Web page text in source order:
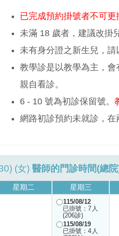
已完成預約掛號者不可更
未滿 18 歲者，建議改掛
未有身分證之新生兒，請
教學診是以教學為主，
親自看診。
6 - 10 號為初診保留號。
網路初診預約未就診，在